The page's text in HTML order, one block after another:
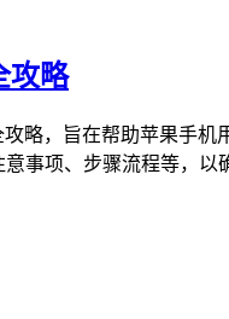
攻略
略，旨在帮助苹果手
事项、步骤流程等，